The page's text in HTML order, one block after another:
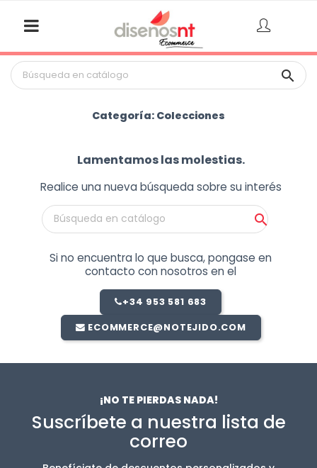

Categoría: Colecciones
Lamentamos las molestias.
Realice una nueva búsqueda sobre su interés

Si no encuentra lo que busca, pongase en
contacto con nosotros en el
+34 953 581 683
ECOMMERCE@NOTEJIDO.COM
¡NO TE PIERDAS NADA!
Suscríbete a nuestra lista de
correo